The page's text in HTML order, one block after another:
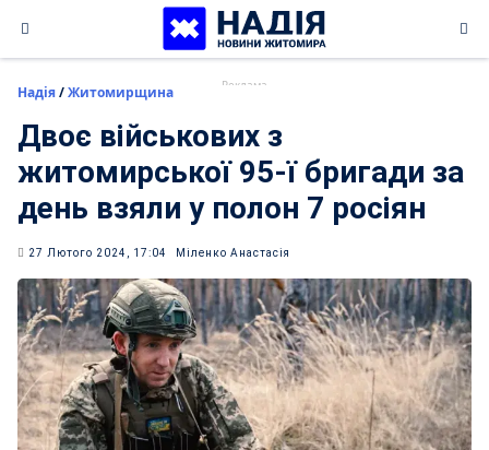
content
Надія/Житомирщина
Двоє військових з
житомирської 95-ї бригади за
день взяли у полон 7 росіян
27 Лютого 2024, 17:04 Міленко Анастасія